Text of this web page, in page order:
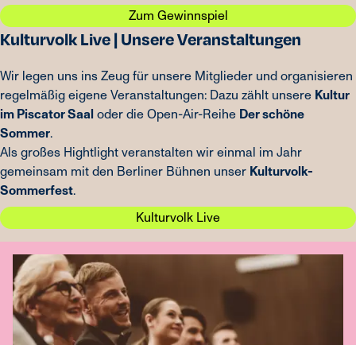
Zum Gewinnspiel
Kulturvolk Live | Unsere Veranstaltungen
Wir legen uns ins Zeug für unsere Mitglieder und organisieren
regelmäßig eigene Veranstaltungen: Dazu zählt unsere Kultur
im Piscator Saaloder die Open-Air-Reihe Der schöne
Sommer.
Als großes Hightlight veranstalten wir einmal im Jahr
gemeinsam mit den Berliner Bühnen unser Kulturvolk-
Sommerfest.
Kulturvolk Live